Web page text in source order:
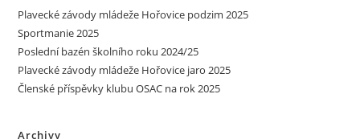
Plavecké závody mládeže Hořovice podzim 2025
Sportmanie 2025
Poslední bazén školního roku 2024/25
Plavecké závody mládeže Hořovice jaro 2025
Členské příspěvky klubu OSAC na rok 2025
Archivy